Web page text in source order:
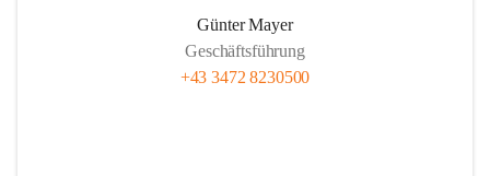
Günter Mayer
Geschäftsführung
+43 3472 8230500